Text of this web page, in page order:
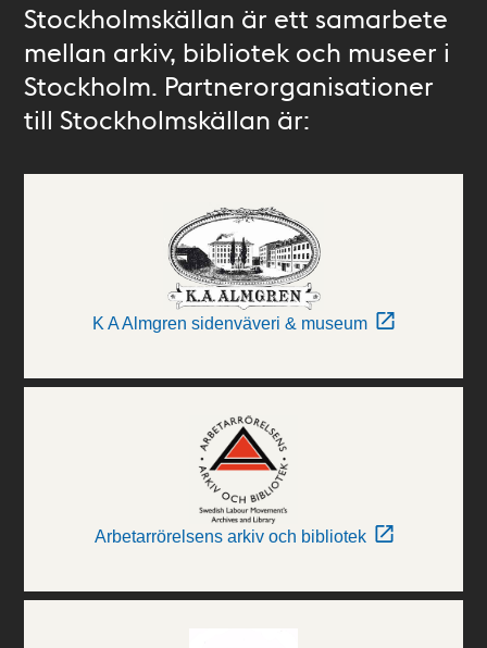
Stockholmskällan är ett samarbete
mellan arkiv, bibliotek och museer i
Stockholm. Partnerorganisationer
till Stockholmskällan är:
K A Almgren sidenväveri & museum
Arbetarrörelsens arkiv och bibliotek